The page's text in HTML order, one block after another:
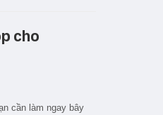
cho
cần làm ngay bây